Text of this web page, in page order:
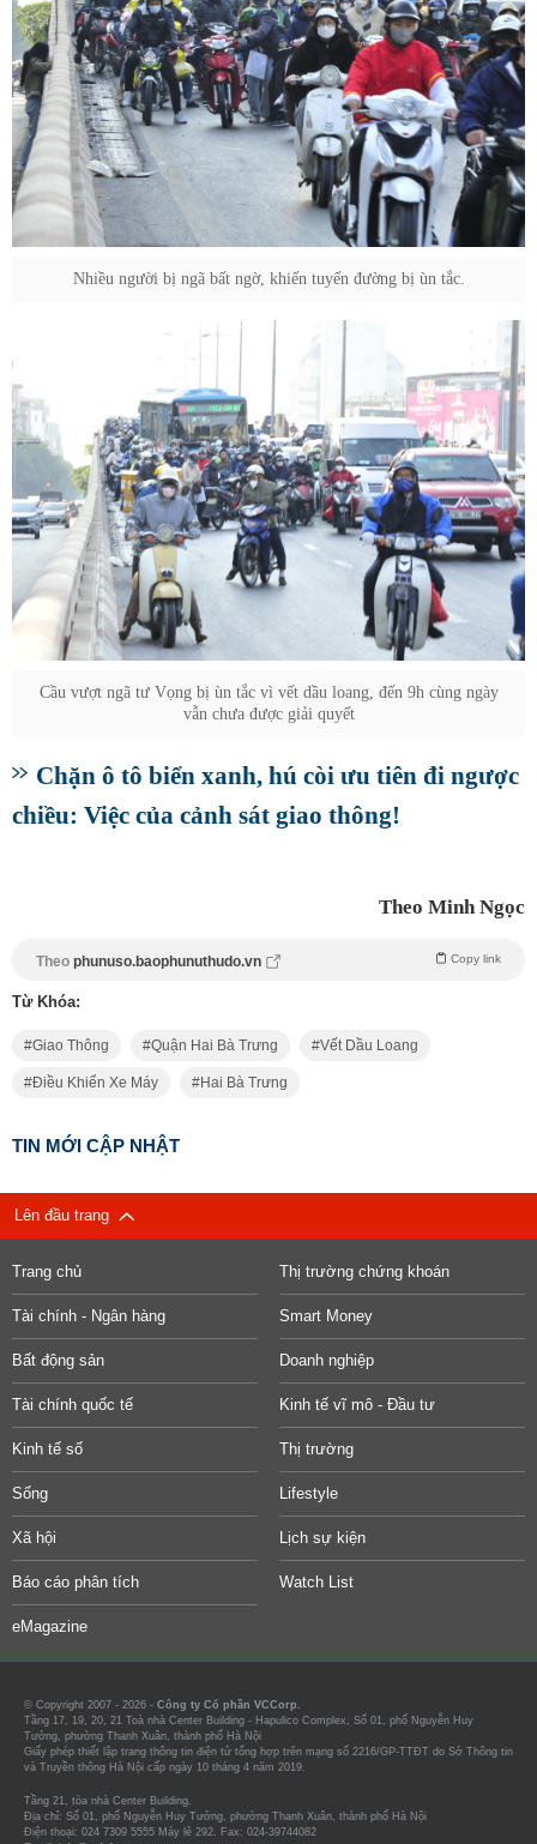
Nhiều người bị ngã bất ngờ, khiến tuyến đường bị ùn tắc.
Cầu vượt ngã tư Vọng bị ùn tắc vì vết dầu loang, đến 9h cùng ngày
vẫn chưa được giải quyết
Chặn ô tô biển xanh, hú còi ưu tiên đi ngược
chiều: Việc của cảnh sát giao thông!
Theo Minh Ngọc
Theo phunuso.baophunuthudo.vn Copy link
Từ Khóa:
Giao Thông Quận Hai Bà Trưng Vết Dầu Loang
Điều Khiển Xe Máy Hai Bà Trưng
TIN MỚI CẬP NHẬT
Lên đầu trang
Trang chủ Thị trường chứng khoán
Tài chính - Ngân hàng Smart Money
Bất động sản Doanh nghiệp
Tài chính quốc tế Kinh tế vĩ mô - Đầu tư
Kinh tế số Thị trường
Sống Lifestyle
Xã hội Lịch sự kiện
Báo cáo phân tích Watch List
eMagazine
© Copyright 2007 - 2026 - Công ty Cổ phần VCCorp.
Tầng 17, 19, 20, 21 Toà nhà Center Building - Hapulico Complex, Số 01, phố Nguyễn Huy
Tưởng, phường Thanh Xuân, thành phố Hà Nội
Giấy phép thiết lập trang thông tin điện tử tổng hợp trên mạng số 2216/GP-TTĐT do Sở Thông tin
và Truyền thông Hà Nội cấp ngày 10 tháng 4 năm 2019.
Tầng 21, tòa nhà Center Building.
Địa chỉ: Số 01, phố Nguyễn Huy Tưởng, phường Thanh Xuân, thành phố Hà Nội
Điện thoại: 024 7309 5555 Máy lẻ 292. Fax: 024-39744082